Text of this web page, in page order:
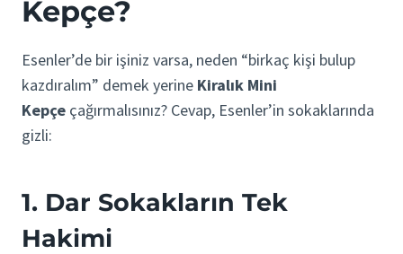
Kepçe?
Esenler’de bir işiniz varsa, neden “birkaç kişi bulup
kazdıralım” demek yerine Kiralık Mini
Kepçe çağırmalısınız? Cevap, Esenler’in sokaklarında
gizli:
1. Dar Sokakların Tek
Hakimi